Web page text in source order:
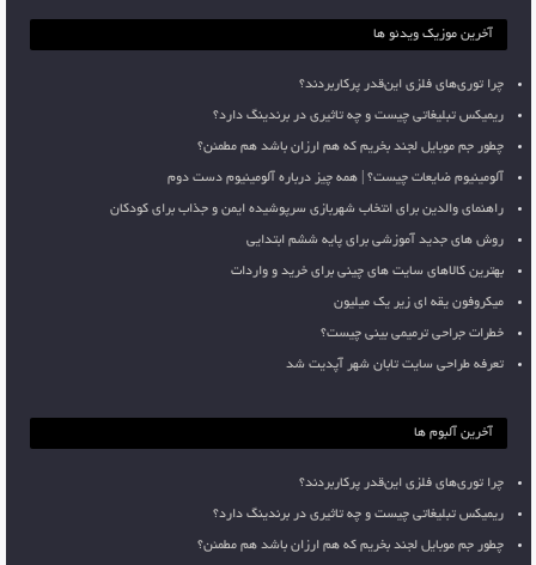
آخرین موزیک ویدئو ها
چرا توری‌های فلزی این‌قدر پرکاربردند؟
ریمیکس تبلیغاتی چیست و چه تاثیری در برندینگ دارد؟
چطور جم موبایل لجند بخریم که هم ارزان باشد هم مطمئن؟
آلومینیوم ضایعات چیست؟ | همه چیز درباره آلومینیوم دست دوم
راهنمای والدین برای انتخاب شهربازی سرپوشیده ایمن و جذاب برای کودکان
روش های جدید آموزشی برای پایه ششم ابتدایی
بهترین کالاهای سایت های چینی برای خرید و واردات
میکروفون یقه ای زیر یک میلیون
خطرات جراحی ترمیمی بینی چیست؟
تعرفه طراحی سایت تابان شهر آپدیت شد
آخرین آلبوم ها
چرا توری‌های فلزی این‌قدر پرکاربردند؟
ریمیکس تبلیغاتی چیست و چه تاثیری در برندینگ دارد؟
چطور جم موبایل لجند بخریم که هم ارزان باشد هم مطمئن؟